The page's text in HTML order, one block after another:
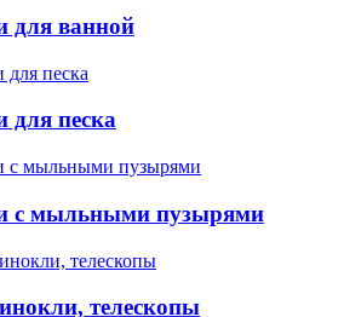
для ванной
песка
с мыльными пузырями
телескопы